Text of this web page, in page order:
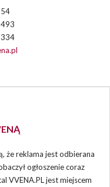
że reklama jest odbierana
ogłoszenie coraz
VVENA.PL jest miejscem